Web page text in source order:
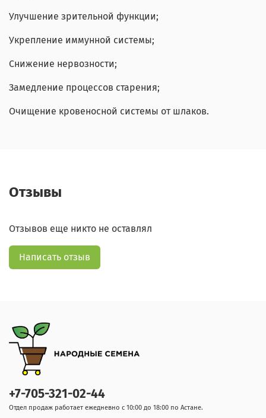
Улучшение зрительной функции;
Укрепление иммунной системы;
Снижение нервозности;
Замедление процессов старения;
Очищение кровеносной системы от шлаков.
Отзывы
Отзывов еще никто не оставлял
Написать отзыв
+7-705-321-02-44
Отдел продаж работает ежедневно с 10:00 до 18:00 по Астане.